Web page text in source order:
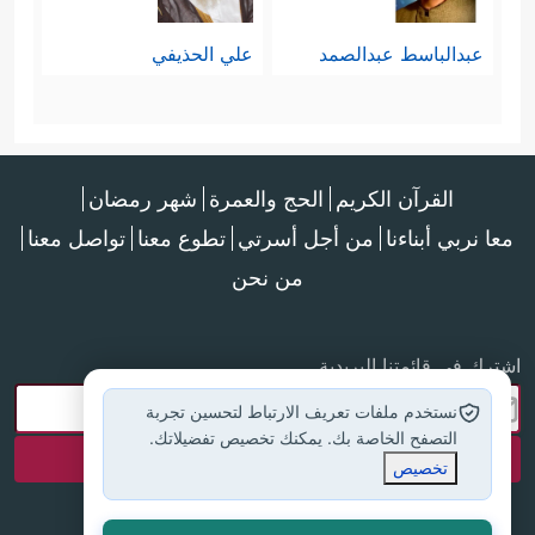
بشريَّة طاغية، وهي لا شكَّ أهم أسباب
أحد أسباب تكوُّن الإلحاد وانتشاره.
سادسًا: بيان أنَّ الناس في ذلك
اليوم سينقسمون قسمة واحدة
وبمعيارٍ واحدٍ فقط، لا كما
يختلفون هنا في الدنيا بحسب
قوميَّاتهم وجنسيَّاتهم، ومستوى
معيشتهم، وحتى ألوان بشرتهم،
عبدالباسط عبدالصمد علي الحذيفي
القرآن الكريم الحج والعمرة شهر رمضان
معا نربي أبناءنا من أجل أسرتي تطوع معنا تواصل معنا
من نحن
اشترك في قائمتنا البريدية
نستخدم ملفات تعريف الارتباط لتحسين تجربة
التصفح الخاصة بك. يمكنك تخصيص تفضيلاتك.
تخصيص